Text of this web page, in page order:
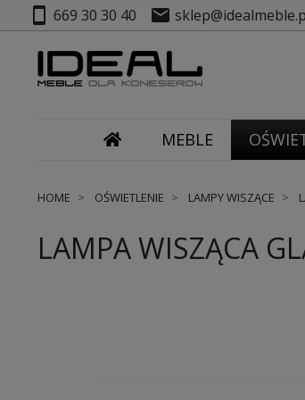
smartphone 669 30 30 40 mail
MEBLE
HOME OŚWIETLENIE LAMPY WISZĄCE
LAMPA WISZĄCA